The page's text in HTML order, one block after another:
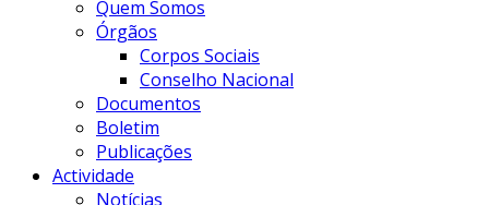
Quem Somos
Órgãos
Corpos Sociais
Conselho Nacional
Documentos
Boletim
Publicações
Actividade
Notícias